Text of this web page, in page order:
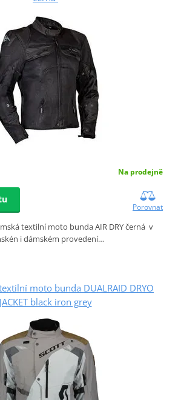
Na prodejně
Porovnat
textilní moto bunda AIR DRY černá v
i dámském provedení…
moto bunda DUALRAID DRYO
JACKET black iron grey